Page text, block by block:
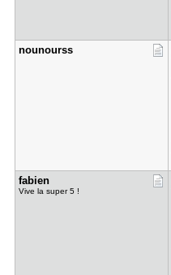
nounourss
fabien
Vive la super 5 !